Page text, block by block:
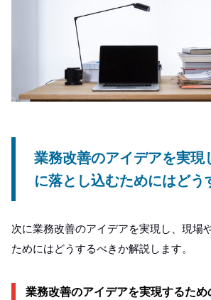
業務改善のアイデアを実現
に落とし込むためにはどう
次に業務改善のアイデアを実現し、現場
ためにはどうするべきか解説します。
業務改善のアイデアを実現するた